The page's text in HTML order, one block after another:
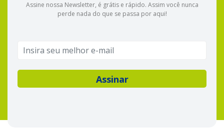
Assine nossa Newsletter, é grátis e rápido. Assim você nunca
perde nada do que se passa por aqui!